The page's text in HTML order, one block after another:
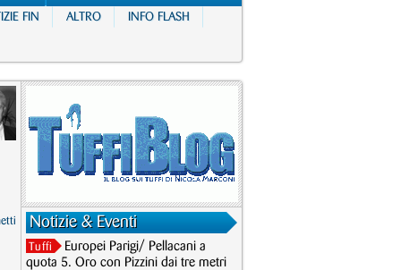
FIN ALTRO INFO FLASH
Notizie & Eventi
Tuffi
Europei Parigi/ Pellacani a
quota 5. Oro con Pizzini dai tre metri